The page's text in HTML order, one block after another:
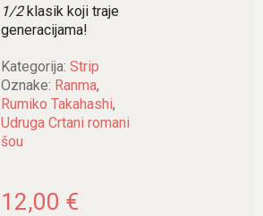
1/2klasik koji traje
generacijama!
Kategorija: Strip
Oznake: Ranma,
Rumiko Takahashi,
Udruga Crtani romani
šou
12,00 €